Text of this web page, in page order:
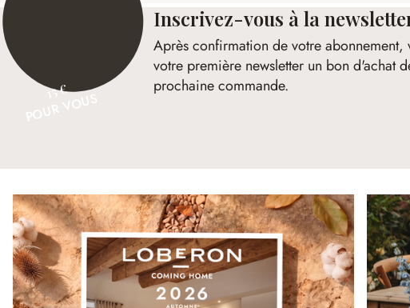
15 €
Inscrivez-vous à la
Après confirmation de votre abonnement,
votre première newsletter un bon d'achat
prochaine commande.